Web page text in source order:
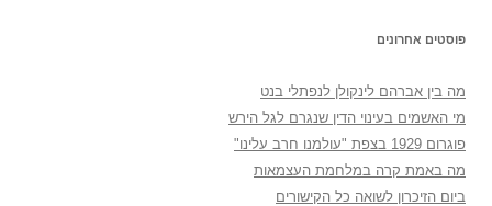
פוסטים אחרונים
מה בין אברהם לינקולן לנפתלי בנט
מי האשמים בעינוי הדין שנגרם לגל הירש
פוגרום 1929 בצפת "עולמנו חרב עלינו"
מה באמת קרה במלחמת העצמאות
ביום הזיכרון לשואה כל הקישורים